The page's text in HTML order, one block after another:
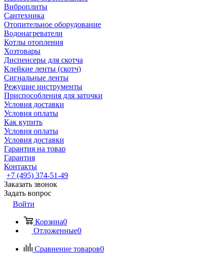
Виброплиты
Сантехника
Отопительное оборудование
Водонагреватели
Котлы отопления
Хозтовары
Диспенсеры для скотча
Клейкие ленты (скотч)
Сигнальные ленты
Режущие инструменты
Приспособления для заточки
Условия доставки
Условия оплаты
Как купить
Условия оплаты
Условия доставки
Гарантия на товар
Гарантия
Контакты
+7 (495) 374-51-49
Заказать звонок
Задать вопрос
Войти
Корзина0
Отложенные0
Сравнение товаров0